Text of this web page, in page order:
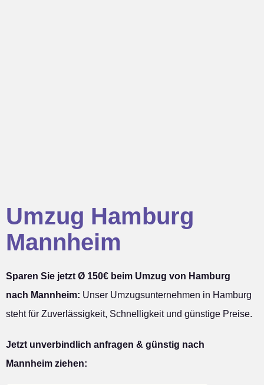
Umzug Hamburg
Mannheim
Sparen Sie jetzt Ø 150€ beim Umzug von Hamburg
nach Mannheim: Unser Umzugsunternehmen in Hamburg
steht für Zuverlässigkeit, Schnelligkeit und günstige Preise.
Jetzt unverbindlich anfragen & günstig nach
Mannheim ziehen: